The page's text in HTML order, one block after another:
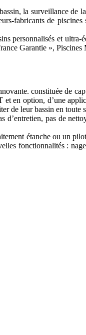
la surveillance de
fabricants de
personnalisés et
Garantie »,
constituée de
en option, d’une
de leur bassin en toute
pas de
étanche ou un
fonctionnalités :